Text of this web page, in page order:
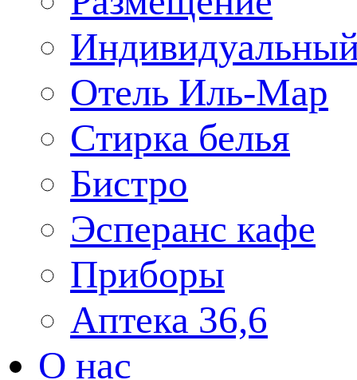
Отель Иль-Мар
Стирка белья
Бистро
Эсперанс кафе
Приборы
Аптека 36,6
О нас